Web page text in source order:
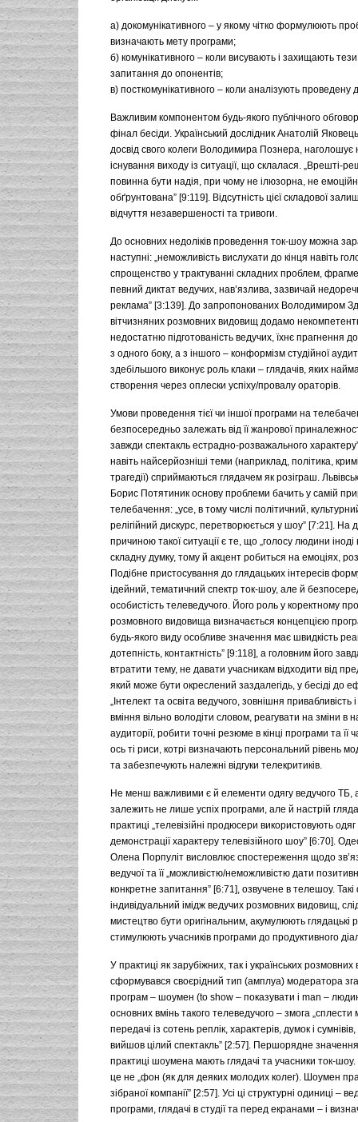
а) докомунікативного – у якому чітко формулюють
визначають мету програми;
б) комунікативного – коли висувають і захищають
запитання до опонентів;
в) посткомунікативного – коли аналізують проведену
Важливим компонентом будь-якого публічного
фінал бесіди. Український дослідник Анатолій
досвід свого колеги Володимира Познера, наголошує
існування виходу із ситуації, що склалася. „Врешті-
повинна бути надія, при чому не ілюзорна, не
обґрунтована” [9:119]. Відсутність цієї складової
відчуття незавершеності та тривоги.
До основних недоліків проведення ток-шоу можна
наступні: „неможливість вислухати до кінця навіть
спрощенство у трактуванні складних проблем,
певний диктат ведучих, нав’язлива, зазвичай
реклама” [3:139]. До запропонованих Володимиром
вітчизняних розмовних видовищ додамо
недостатню підготованість ведучих, їхнє прагнення
з одного боку, а з іншого – конформізм студійної
здебільшого виконує роль клаки – глядачів, яких
створення через оплески успіху/провалу ораторів.
Умови проведення тієї чи іншої програми на
безпосередньо залежать від її жанрової
завжди спектакль естрадно-розважального
навіть найсерйозніші теми (наприклад, політика,
трагедії) сприймаються глядачем як розіграш.
Борис Потятиник основу проблеми бачить у самій
телебачення: „усе, в тому числі політичний,
релігійний дискурс, перетворюється у шоу” [7:21]. На
причиною такої ситуації є те, що „голосу людини
складну думку, тому й акцент робиться на емоціях,
Подібне пристосування до глядацьких інтересів
ідейний, тематичний спектр ток-шоу, але й
особистість телеведучого. Його роль у коректному
розмовного видовища визначається концепцією
будь-якого виду особливе значення має швидкість
дотепність, контактність” [9:118], а головним його
втратити тему, не давати учасникам відходити від
який може бути окреслений заздалегідь, у бесіді до
„Інтелект та освіта ведучого, зовнішня привабливість і
вміння вільно володіти словом, реагувати на зміни в
аудиторії, робити точні резюме в кінці програми та її
ось ті риси, котрі визначають персональний рівень
та забезпечують належні відгуки телекритиків.
Не менш важливими є й елементи одягу ведучого ТБ,
залежить не лише успіх програми, але й настрій
практиці „телевізійні продюсери використовують
демонстрації характеру телевізійного шоу” [6:70].
Олена Порпуліт висловлює спостереження щодо
ведучої та її „можливістю/неможливістю дати
конкретне запитання” [6:71], озвучене в телешоу.
індивідуальний імідж ведучих розмовних видовищ,
мистецтво бути оригінальним, акумулюють глядацькі
стимулюють учасників програми до продуктивного
У практиці як зарубіжних, так і українських
сформувався своєрідний тип (амплуа) модератора
програм – шоумен (to show – показувати і man –
основних вмінь такого телеведучого – змога
передачі із сотень реплік, характерів, думок і
вийшов цілий спектакль” [2:57]. Першорядне значення
практиці шоумена мають глядачі та учасники ток-
це не „фон (як для деяких молодих колег). Шоумен
зібраної компанії” [2:57]. Усі ці структурні одиниці –
програми, глядачі в студії та перед екранами – і